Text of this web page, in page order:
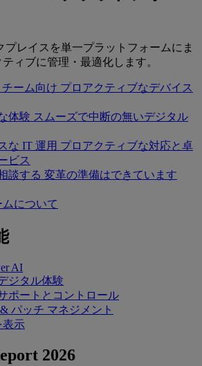
プレイスを単一プラットフォームにま
ィブに管理・最適化します。
ーム向け プロアクティブなデバイス
体験 スムーズで中断の無いデジタル
な IT 運用 プロアクティブな対応と卓
ビス
談する 変革の準備はできています
について
AI
ジタル体験
ポートとコントロール
パッチ マネジメント
表示
2026